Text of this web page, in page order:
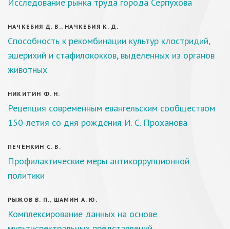
НАЧКЕБИЯ Д. В., НАЧКЕБИЯ К. Д.
Способность к рекомбинации культур клостридий,
эшерихий и стафилококков, выделенных из органов
животных
НИКИТИН Ф. Н.
Рецепция современным евангельским сообществом
150-летия со дня рождения И. С. Проханова
ПЕЧЁНКИН С. В.
Профилактические меры антикоррупционной
политики
РЫЖОВ В. П., ШАМИН А. Ю.
Комплексирование данных на основе